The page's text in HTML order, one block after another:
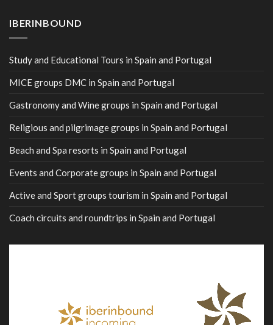
IBERINBOUND
Study and Educational Tours in Spain and Portugal
MICE groups DMC in Spain and Portugal
Gastronomy and Wine groups in Spain and Portugal
Religious and pilgrimage groups in Spain and Portugal
Beach and Spa resorts in Spain and Portugal
Events and Corporate groups in Spain and Portugal
Active and Sport groups tourism in Spain and Portugal
Coach circuits and roundtrips in Spain and Portugal